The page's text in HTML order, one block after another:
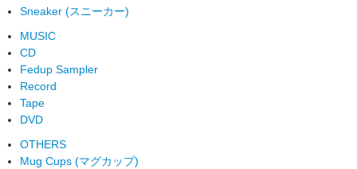
Sneaker (スニーカー)
MUSIC
CD
Fedup Sampler
Record
Tape
DVD
OTHERS
Mug Cups (マグカップ)